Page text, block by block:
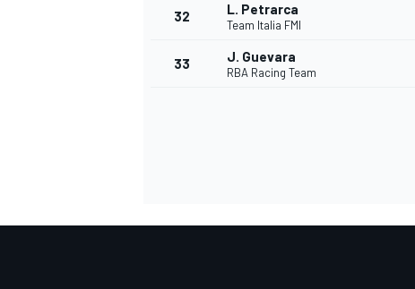
32 L. Petrarca
Team Italia FMI
33 J. Guevara
RBA Racing Team